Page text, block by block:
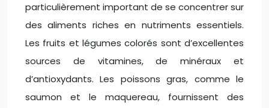
particulièrement important de se concentrer sur
des aliments riches en nutriments essentiels.
Les fruits et légumes colorés sont d’excellentes
sources de vitamines, de minéraux et
d’antioxydants. Les poissons gras, comme le
saumon et le maquereau, fournissent des